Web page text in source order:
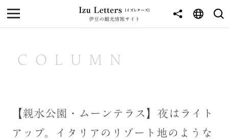
伊豆の観光情報サイト
MENU
NEWS
東伊豆
COLUMN
【親水公園・ムーンテラス】夜はライト
アップ。イタリアのリゾート地のような